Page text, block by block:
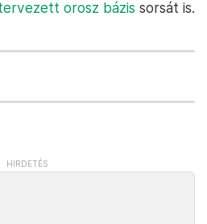
számára, illetve
– ahol előfordult,
is igyekszik Szaúd-
nemcsak a húszikon vagy